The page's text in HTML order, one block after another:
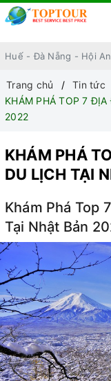
Trang chủ
Tin tức
KHÁM PHÁ TOP 7
2022
KHÁM PHÁ
DU LỊCH TẠI
Khám Phá Top
Tại Nhật Bản